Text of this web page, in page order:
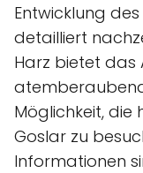
Entwicklung
detailliert
Harz bietet das
Möglichkeit,
Goslar zu
Informationen